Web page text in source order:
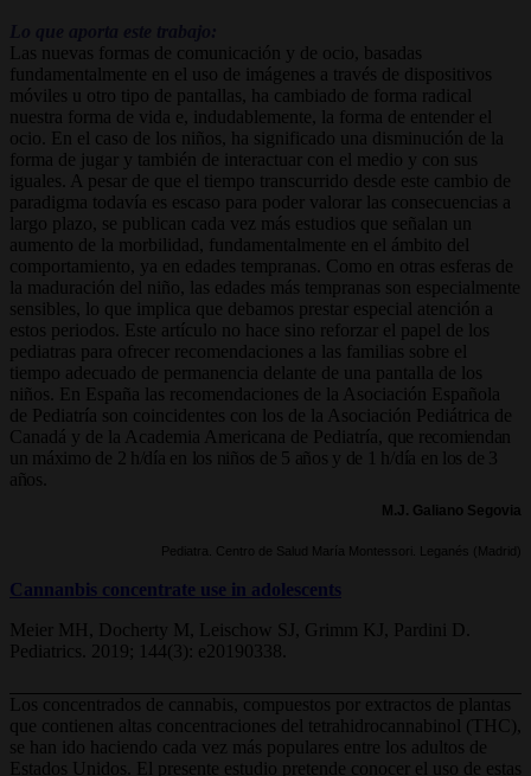
Las nuevas formas de comunicación y de ocio, basadas
fundamentalmente en el uso de imágenes a través de dispositivos
móviles u otro tipo de pantallas, ha cambiado de forma radical
nuestra forma de vida e, indudablemente, la forma de entender el
ocio. En el caso de los niños, ha significado una disminución de la
forma de jugar y también de interactuar con el medio y con sus
iguales. A pesar de que el tiempo transcurrido desde este cambio de
paradigma todavía es escaso para poder valorar las consecuencias a
largo plazo, se publican cada vez más estudios que señalan un
aumento de la morbilidad, fundamentalmente en el ámbito del
comportamiento, ya en edades tempranas. Como en otras esferas de
la maduración del niño, las edades más tempranas son especialmente
sensibles, lo que implica que debamos prestar especial atención a
estos periodos. Este artículo no hace sino reforzar el papel de los
pediatras para ofrecer recomendaciones a las familias sobre el
tiempo adecuado de permanencia delante de una pantalla de los
niños. En España las recomendaciones de la Asociación Española
de Pediatría son coincidentes con los de la Asociación Pediátrica de
Canadá y de la Academia Americana de Pediatría, que recomiendan
un máximo de 2 h/día en los niños de 5 años y de 1 h/día en los de 3
años.
M.J. Galiano Segovia
Pediatra. Centro de Salud María Montessori. Leganés (Madrid)
Cannanbis concentrate use in adolescents
Meier MH, Docherty M, Leischow SJ, Grimm KJ, Pardini D.
Pediatrics. 2019; 144(3): e20190338.
Los concentrados de cannabis, compuestos por extractos de plantas
que contienen altas concentraciones del tetrahidrocannabinol (THC),
se han ido haciendo cada vez más populares entre los adultos de
Estados Unidos. El presente estudio pretende conocer el uso de estas